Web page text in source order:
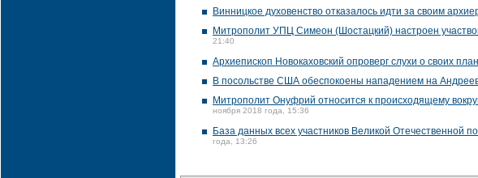
Винницкое духовенство отказалось идти за своим
Митрополит УПЦ Симеон (Шостацкий) настроен
21:40
Архиепископ Новокаховский опроверг слухи о своих
В посольстве США обеспокоены нападением на
Митрополит Онуфрий относится к происходящему
ноября 2018 года, 15:36
База данных всех участников Великой Отечественной
года, 13:26